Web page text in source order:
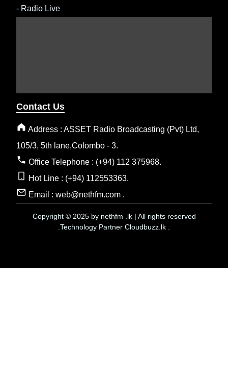
- Radio Live
Contact Us
Address : ASSET Radio Broadcasting (Pvt) Ltd,
105/3, 5th lane,Colombo - 3.
Office Telephone : (+94) 112 375968.
Hot Line : (+94) 112553363.
Email : web@nethfm.com .
Copyright © 2025 by nethfm .lk | All rights reserved
.Technology Partner Cloudbuzz.lk .